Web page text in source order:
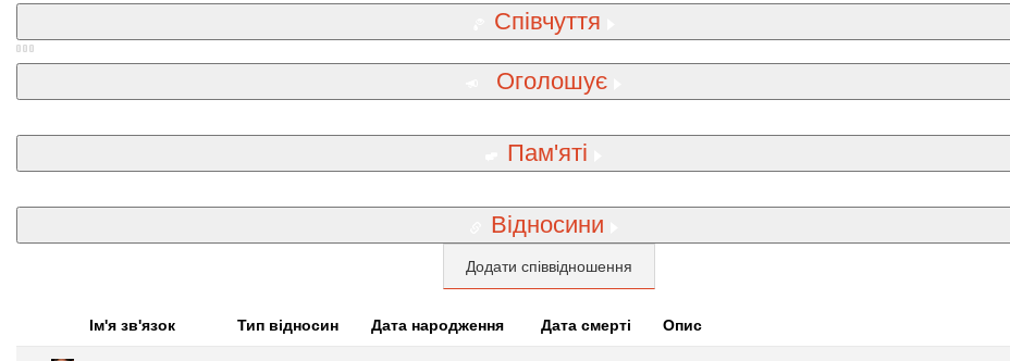
Співчуття
Оголошує
Пам'яті
Відносини
Додати співвідношення
Iм'я зв'язок Тип відносин Дата народження Дата смерті Опис